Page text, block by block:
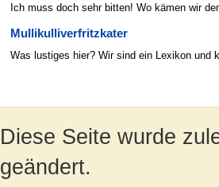
Ich muss doch sehr bitten! Wo kämen wir
Mullikulliverfritzkater
Was lustiges hier? Wir sind ein Lexikon und
Diese Seite wurde
geändert.